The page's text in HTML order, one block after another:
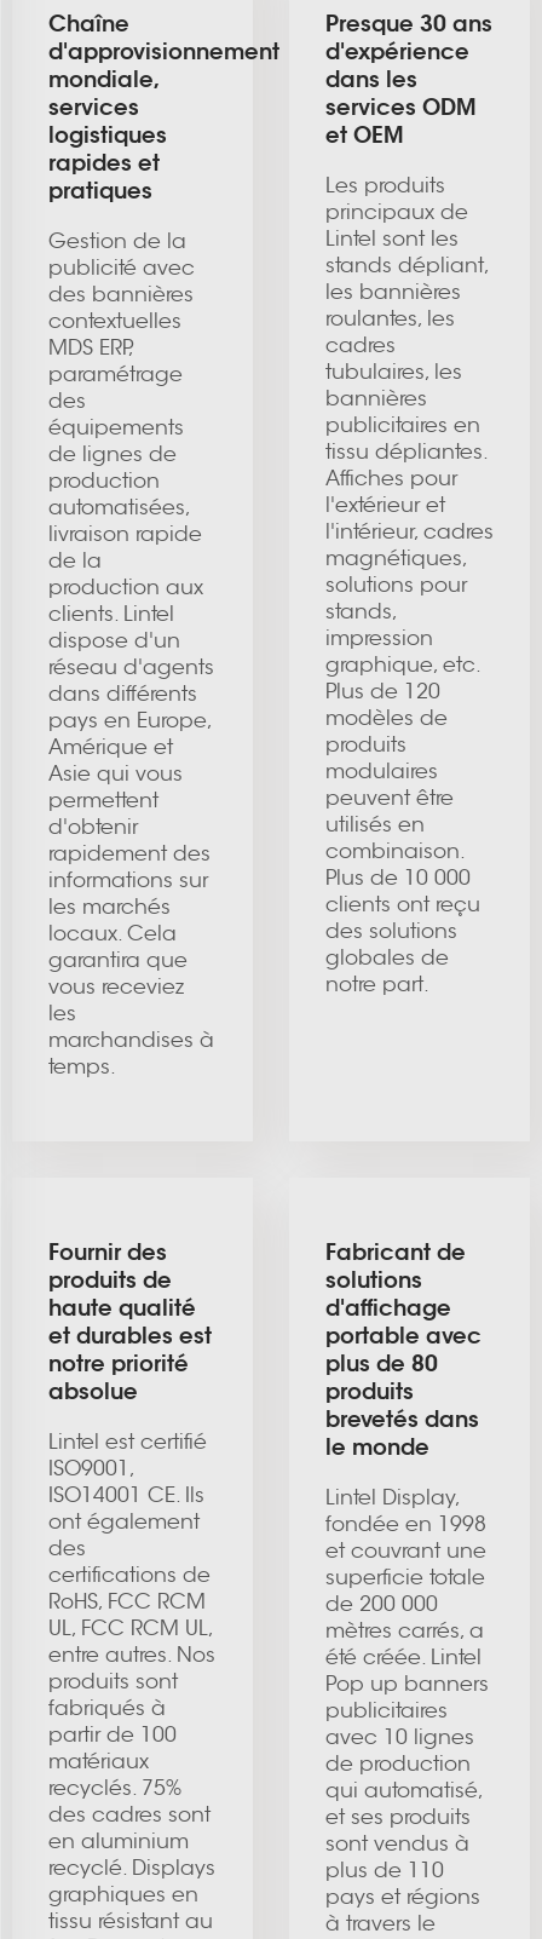
Chaîne
d'approvisionnement
mondiale,
services
logistiques
rapides et
pratiques
Gestion de la
publicité avec
des bannières
contextuelles
MDS ERP,
paramétrage
des
équipements
de lignes de
production
automatisées,
livraison rapide
de la
production aux
clients. Lintel
dispose d'un
réseau d'agents
dans différents
pays en Europe,
Amérique et
Asie qui vous
permettent
d'obtenir
rapidement des
informations sur
les marchés
locaux. Cela
garantira que
vous receviez
les
marchandises à
temps.
Presque 30 ans
d'expérience
dans les
services ODM
et OEM
Les produits
principaux de
Lintel sont les
stands dépliant,
les bannières
roulantes, les
cadres
tubulaires, les
bannières
publicitaires en
tissu dépliantes.
Affiches pour
l'extérieur et
l'intérieur, cadres
magnétiques,
solutions pour
stands,
impression
graphique, etc.
Plus de 120
modèles de
produits
modulaires
peuvent être
utilisés en
combinaison.
Plus de 10 000
clients ont reçu
des solutions
globales de
notre part.
Fournir des
produits de
haute qualité
et durables est
notre priorité
absolue
Lintel est certifié
ISO9001,
ISO14001 CE. Ils
ont également
des
certifications de
RoHS, FCC RCM
UL, FCC RCM UL,
entre autres. Nos
produits sont
fabriqués à
partir de 100
matériaux
recyclés. 75%
des cadres sont
en aluminium
recyclé. Displays
graphiques en
tissu résistant au
Fabricant de
solutions
d'affichage
portable avec
plus de 80
produits
brevetés dans
le monde
Lintel Display,
fondée en 1998
et couvrant une
superficie totale
de 200 000
mètres carrés, a
été créée. Lintel
Pop up banners
publicitaires
avec 10 lignes
de production
qui automatisé,
et ses produits
sont vendus à
plus de 110
pays et régions
à travers le